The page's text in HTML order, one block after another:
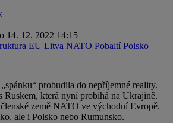
14. 12. 2022 14:15
EU Litva NATO Pobaltí Polsko
probudila do nepříjemné reality.
která nyní probíhá na Ukrajině.
země NATO ve východní Evropě.
ale i Polsko nebo Rumunsko.